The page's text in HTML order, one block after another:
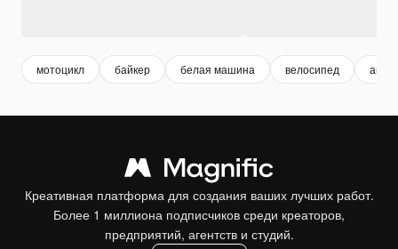
мотоцикл байкер белая машина велосипед
Креативная платформа для создания ваших лучших работ.
Более 1 миллиона подписчиков среди креаторов,
предприятий, агентств и студий.